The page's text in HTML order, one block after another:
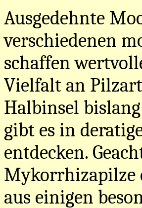
Ausgedehnte
verschiedenen
schaffen
Vielfalt an
Halbinsel
gibt es in
entdecken.
Mykorrhizapilze
aus einigen